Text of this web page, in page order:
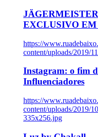
EXCLUSIVO
https://
content/uploads/2019/
Instagram: o fim
Influenciadores
https://
content/uploads/2019/
335x256.jpg